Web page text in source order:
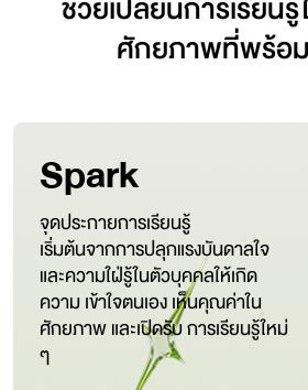
ศักยภาพที่พร้อม
Spark
จุดประกายการเรียนรู้
เริ่มต้นจากการปลุกแรงบันดาลใจ
และความใฝ่รู้ในตัวบุคคลให้เกิด
ความ เข้าใจตนเอง เห็นคุณค่าใน
ศักยภาพ และเปิดรับ การเรียนรู้ใหม่
ๆ